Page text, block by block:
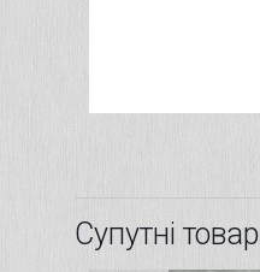
Супутні